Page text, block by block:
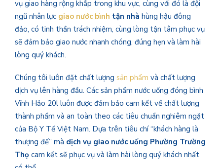
vụ giao hàng rộng khắp trong khu vực, cùng với đó là đội
ngũ nhân lực giao nước bình tận nhà hùng hậu đông
đảo, có tinh thần trách nhiệm, cùng lòng tận tâm phục vụ
sẽ đảm bảo giao nước nhanh chóng, đúng hẹn và làm hài
lòng quý khách.
Chúng tôi luôn đặt chất lượng sản phẩm và chất lượng
dịch vụ lên hàng đầu. Các sản phẩm nước uống đóng bình
Vĩnh Hảo 20l luôn được đảm bảo cam kết về chất lượng
thành phẩm và an toàn theo các tiêu chuẩn nghiêm ngặt
của Bộ Y Tế Việt Nam. Dựa trên tiêu chí “khách hàng là
thượng đế” mà dịch vụ giao nước uống Phường Trường
Thọ cam kết sẽ phục vụ và làm hài lòng quý khách nhất